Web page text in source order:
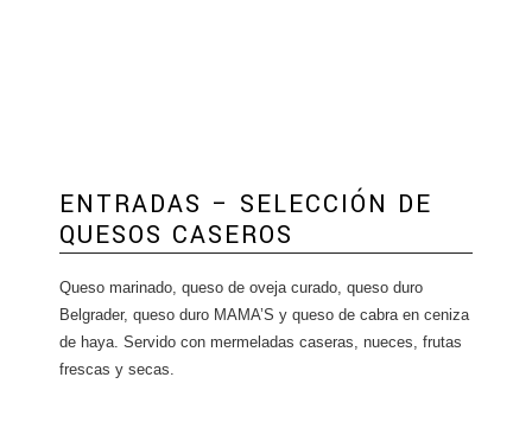
ENTRADAS – SELECCIÓN DE
QUESOS CASEROS
Queso marinado, queso de oveja curado, queso duro
Belgrader, queso duro MAMA’S y queso de cabra en ceniza
de haya. Servido con mermeladas caseras, nueces, frutas
frescas y secas.